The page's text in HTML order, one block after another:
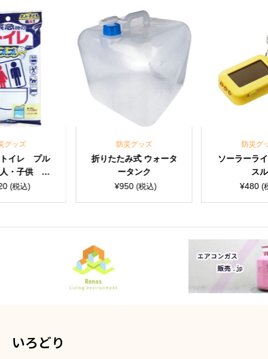
グッズ
トイレ プル
・子供 男
入【防災用
(税込)
防災グッズ
折りたたみ式 ウォータ
ータンク
¥950 (税込)
防災グ
ソーラーラ
スル
¥480 (
いろどり